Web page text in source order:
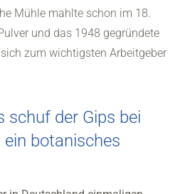
Mühle mahlte schon im 18.
und das 1948 gegründete
zum wichtigsten Arbeitgeber
schuf der Gips bei
botanisches